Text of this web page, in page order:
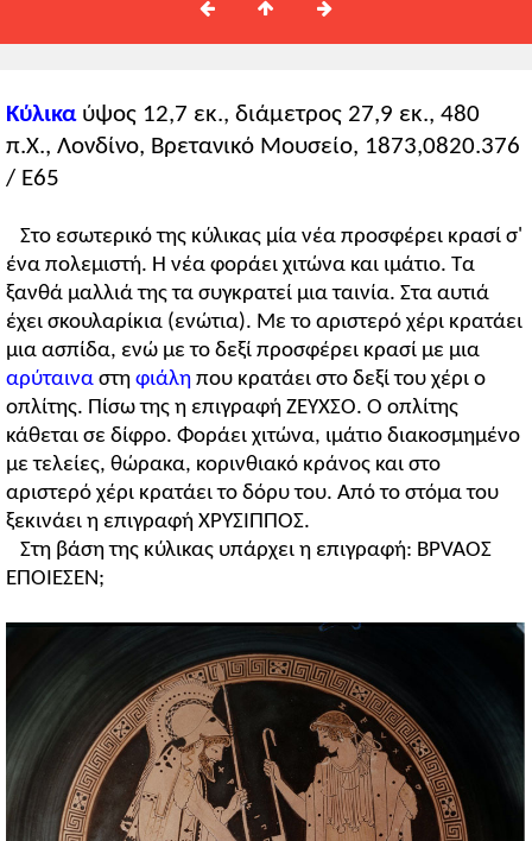
Κύλικαύψος 12,7 εκ., διάμετρος 27,9 εκ., 480
π.Χ., Λονδίνο, Βρετανικό Μουσείο, 1873,0820.376
/ Ε65
Στo εσωτερικό της κύλικας μία νέα προσφέρει κρασί σ'
ένα πολεμιστή. Η νέα φοράει χιτώνα και ιμάτιο. Τα
ξανθά μαλλιά της τα συγκρατεί μια ταινία. Στα αυτιά
έχει σκουλαρίκια (ενώτια). Με το αριστερό χέρι κρατάει
μια ασπίδα, ενώ με το δεξί προσφέρει κρασί με μια
αρύταινα στη φιάλη που κρατάει στο δεξί του χέρι ο
οπλίτης. Πίσω της η επιγραφή ΖΕΥΧΣΟ. Ο οπλίτης
κάθεται σε δίφρο. Φοράει χιτώνα, ιμάτιο διακοσμημένο
με τελείες, θώρακα, κορινθιακό κράνος και στο
αριστερό χέρι κρατάει το δόρυ του. Από το στόμα του
ξεκινάει η επιγραφή ΧΡΥΣΙΠΠΟΣ.
Στη βάση της κύλικας υπάρχει η επιγραφή: BPVAOΣ
EΠOIEΣEN;